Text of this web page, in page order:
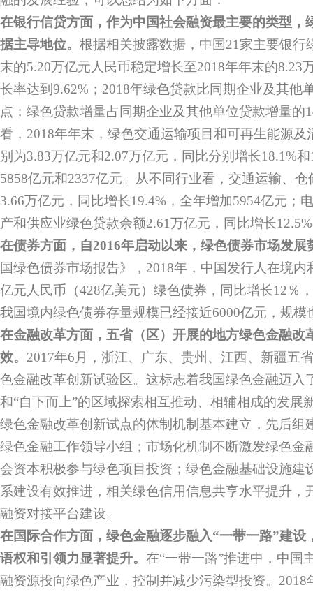
在银行信贷方面，作为中国社会融资最主要的类型，
据主导地位。 根据相关披露数据，中国21家主要银行
末的5.20万亿元人民币稳定增长至2018年年末的8.23
长率达到9.62%；2018年绿色贷款比同期企业及其他
点；绿色贷款增量占同期企业及其他单位贷款增量的
看，2018年年末，绿色交通运输项目和可再生能源
别为3.83万亿元和2.07万亿元，同比分别增长18.1%
5858亿元和2337亿元。从不同行业看，交通运输、
3.66万亿元，同比增长19.4%，全年增加5954亿元；
产和供应业绿色贷款余额2.61万亿元，同比增长
在债券方面，自2016年启动以来，绿色债券市场发展
国绿色债券市场报告》，2018年，中国发行人在境内
亿元人民币（428亿美元）绿色债券，同比增长12％
我国境内绿色债券存量规模已经接近6000亿元，规模
在金融改革方面，五省（区）开展的地方绿色金融改
效。 2017年6月，浙江、广东、贵州、江西、新疆五
色金融改革创新试验区。这标志着我国绿色金融迈入
和“自下而上”的区域探索相互推动、相辅相成的发展
绿色金融改革创新试点的体制机制基本建立，先后组
绿色金融工作领导小组；市场化机制不断激发绿色金
会资本积极参与绿色项目投资；绿色金融基础设施建
系建设有效推进，相关绿色信用信息共享水平提升，
融资对接平台建设。
在国际合作方面，绿色金融逐步融入“一带一路”建设
语权和引领力显著提升。 在“一带一路”推进中，中国
融资源投向绿色产业，控制并减少污染型投资。2018